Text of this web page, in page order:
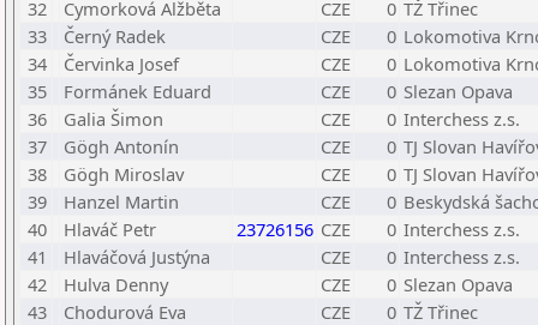
32
Cymorková Alžběta CZE 0 TŽ Třinec
33
Černý Radek CZE 0 Lokomotiva
34
Červinka Josef CZE 0 Lokomotiva
35
Formánek Eduard CZE 0 Slezan Opava
36
Galia Šimon CZE 0 Interchess z.s.
37
Gögh Antonín CZE 0 TJ Slovan
38
Gögh Miroslav CZE 0 TJ Slovan
39
Hanzel Martin CZE 0 Beskydská
40
Hlaváč Petr 23726156 CZE 0 Interchess z.s.
41
Hlaváčová Justýna CZE 0 Interchess z.s.
42
Hulva Denny CZE 0 Slezan Opava
43
Chodurová Eva CZE 0 TŽ Třinec